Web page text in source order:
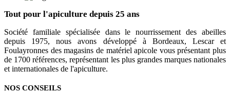
Tout pour l'apiculture depuis 25 ans
Société familiale spécialisée dans le nourrissement des abeilles
depuis 1975, nous avons développé à Bordeaux, Lescar et
Foulayronnes des magasins de matériel apicole vous présentant plus
de 1700 références, représentant les plus grandes marques nationales
et internationales de l'apiculture.
NOS CONSEILS